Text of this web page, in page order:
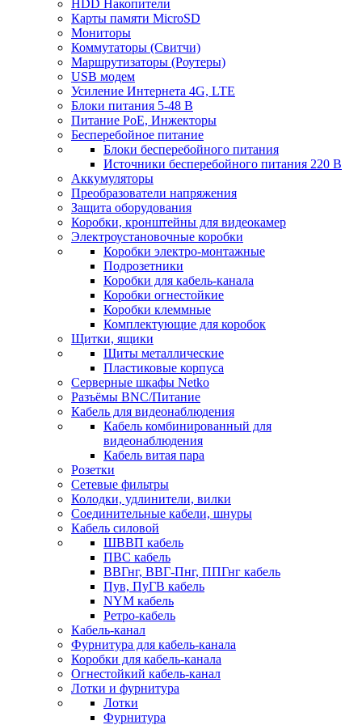
HDD Накопители
Карты памяти MicroSD
Мониторы
Коммутаторы (Свитчи)
Маршрутизаторы (Роутеры)
USB модем
Усиление Интернета 4G, LTE
Блоки питания 5-48 В
Питание PoE, Инжекторы
Бесперебойное питание
Блоки бесперебойного питания
Источники бесперебойного питания 220 В
Аккумуляторы
Преобразователи напряжения
Защита оборудования
Коробки, кронштейны для видеокамер
Электроустановочные коробки
Коробки электро-монтажные
Подрозетники
Коробки для кабель-канала
Коробки огнестойкие
Коробки клеммные
Комплектующие для коробок
Щитки, ящики
Щиты металлические
Пластиковые корпуса
Серверные шкафы Netko
Разъёмы BNC/Питание
Кабель для видеонаблюдения
Кабель комбинированный для
видеонаблюдения
Кабель витая пара
Розетки
Сетевые фильтры
Колодки, удлинители, вилки
Соединительные кабели, шнуры
Кабель силовой
ШВВП кабель
ПВС кабель
ВВГнг, ВВГ-Пнг, ППГнг кабель
Пув, ПуГВ кабель
NYM кабель
Ретро-кабель
Кабель-канал
Фурнитура для кабель-канала
Коробки для кабель-канала
Огнестойкий кабель-канал
Лотки и фурнитура
Лотки
Фурнитура